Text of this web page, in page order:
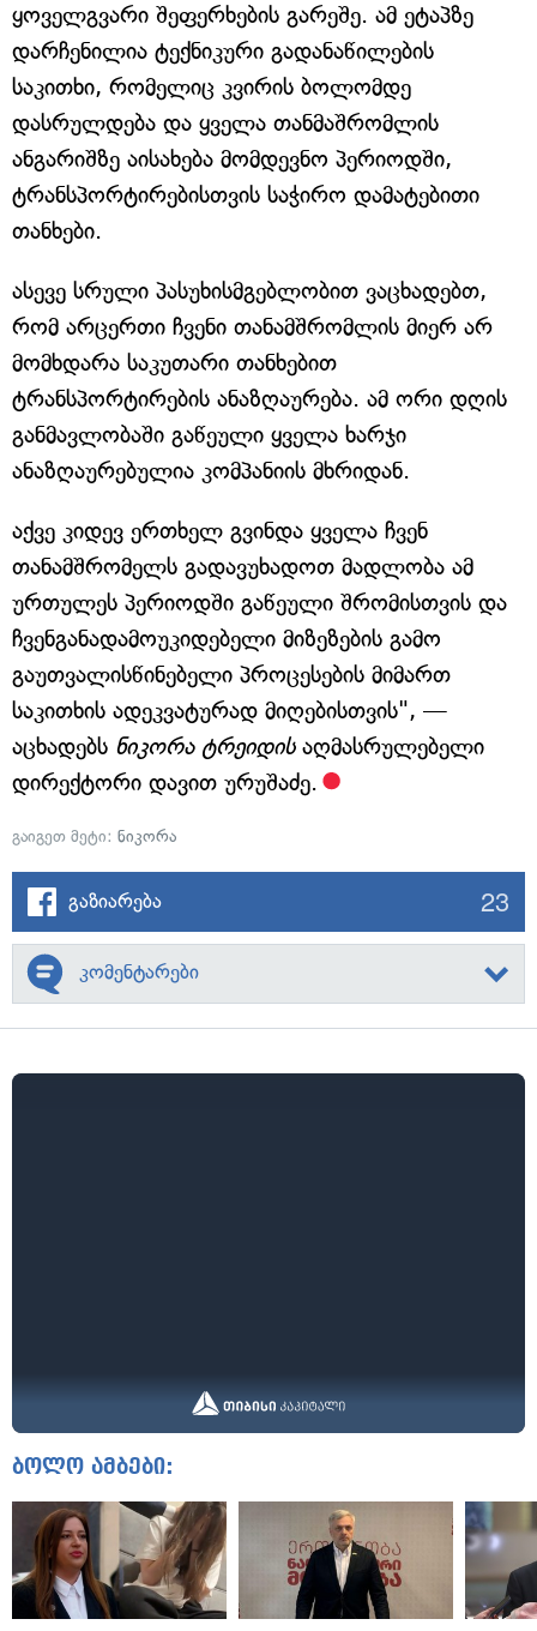
ყოველგვარი შეფერხების გარეშე. ამ ეტაპზე
დარჩენილია ტექნიკური გადანაწილების
საკითხი, რომელიც კვირის ბოლომდე
დასრულდება და ყველა თანმაშრომლის
ანგარიშზე აისახება მომდევნო პერიოდში,
ტრანსპორტირებისთვის საჭირო დამატებითი
თანხები.
ასევე სრული პასუხისმგებლობით ვაცხადებთ,
რომ არცერთი ჩვენი თანამშრომლის მიერ არ
მომხდარა საკუთარი თანხებით
ტრანსპორტირების ანაზღაურება. ამ ორი დღის
განმავლობაში გაწეული ყველა ხარჯი
ანაზღაურებულია კომპანიის მხრიდან.
აქვე კიდევ ერთხელ გვინდა ყველა ჩვენ
თანამშრომელს გადავუხადოთ მადლობა ამ
ურთულეს პერიოდში გაწეული შრომისთვის და
ჩვენგანადამოუკიდებელი მიზეზების გამო
გაუთვალისწინებელი პროცესების მიმართ
საკითხის ადეკვატურად მიღებისთვის", —
აცხადებს ნიკორა ტრეიდისაღმასრულებელი
დირექტორი დავით ურუშაძე.
გაიგეთ მეტი: ნიკორა
გაზიარება 23
კომენტარები
ბოლო ამბები: